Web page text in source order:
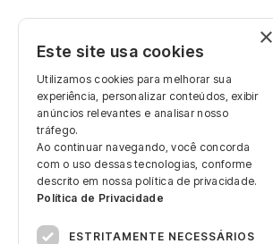
×
Este site usa cookies
Utilizamos cookies para melhorar sua
experiência, personalizar conteúdos, exibir
anúncios relevantes e analisar nosso
tráfego.
Ao continuar navegando, você concorda
com o uso dessas tecnologias, conforme
descrito em nossa política de privacidade.
Política de Privacidade
ESTRITAMENTE NECESSÁRIOS